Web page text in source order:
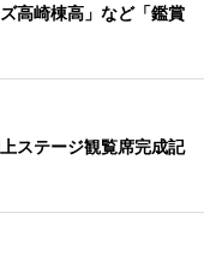
高崎棟高」など「鑑賞
ステージ観覧席完成記